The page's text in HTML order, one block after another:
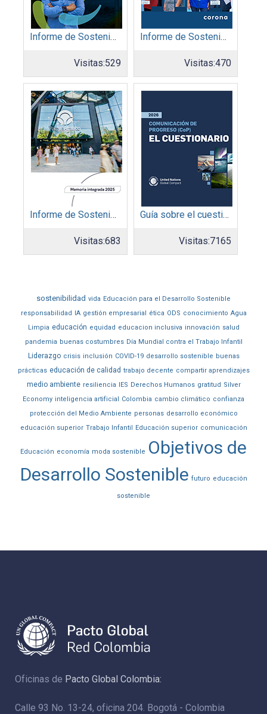
Informe de Sostenibilidad 2025: Afinia filial del Grupo EPM
Visitas:529
Informe de Sostenibilidad 2025: Organización Corona
Visitas:470
Informe de Sostenibilidad 2025: Parque Arauco
Visitas:683
Guía sobre el cuestionario: Comunicación de Progreso
Visitas:7165
sostenibilidad vida Educación para el Desarrollo Sostenible
responsabilidad IA gestión empresarial ética ODS conocimiento Agua
Limpia educación equidad educacion inclusiva innovación salud
pandemia buenas costumbres Día Mundial contra el Trabajo Infantil
Liderazgo crisis inclusión COVID-19 desarrollo sostenible buenas
prácticas educación de calidad trabajo decente compartir aprendizajes
medio ambiente resiliencia IES Derechos Humanos gratitud Silver
Economy inteligencia artificial Colombia cambio climático confianza
protección del Medio Ambiente personas desarrollo económico
educación superior Trabajo Infantil Educación superior comunicación
Educación economía moda sostenible Objetivos de
Desarrollo Sostenible futuro educación
sostenible
Oficinas de Pacto Global Colombia:
Calle 93 No. 13-24, oficina 204. Bogotá - Colombia